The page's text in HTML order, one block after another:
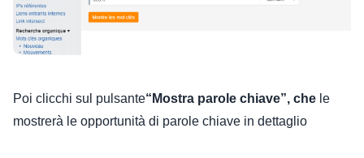
Poi clicchi sul pulsante“Mostra parole chiave”, che le
mostrerà le opportunità di parole chiave in dettaglio